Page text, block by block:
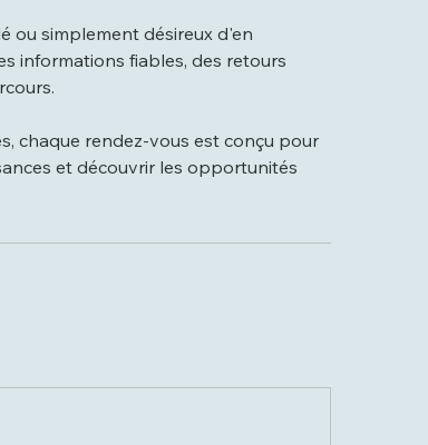
ou simplement désireux d'en
informations fiables, des retours
chaque rendez-vous est conçu pour
et découvrir les opportunités